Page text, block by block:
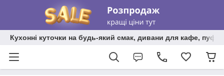
Кухонні куточки на будь-який смак, дивани для кафе,